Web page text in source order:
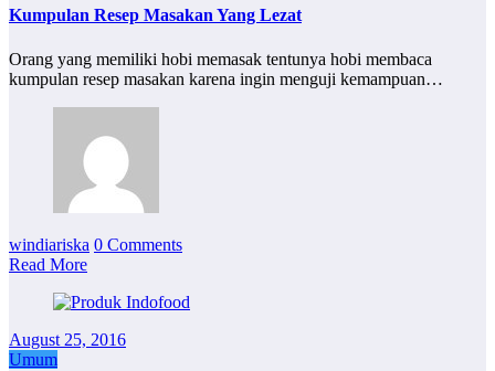
Kumpulan Resep Masakan Yang Lezat
Orang yang memiliki hobi memasak tentunya hobi membaca
kumpulan resep masakan karena ingin menguji kemampuan…
windiariska 0 Comments
Read More
August 25, 2016
Umum